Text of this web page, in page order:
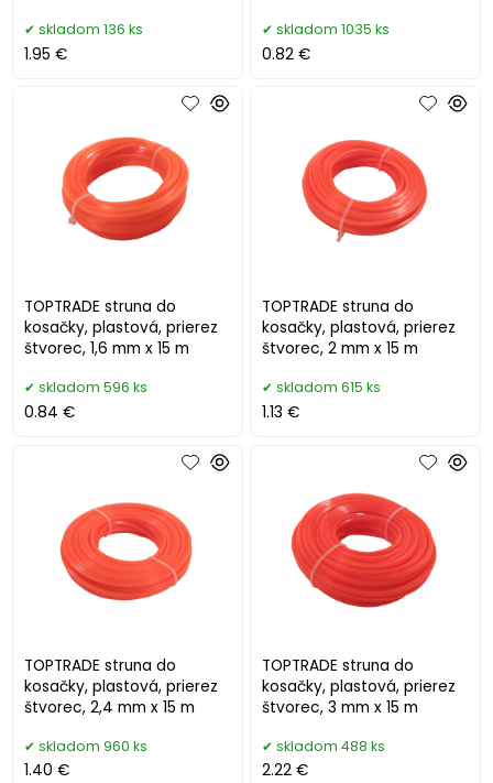
skladom 136 ks
1.95 €
skladom 1035 ks
0.82 €
TOPTRADE struna do
kosačky, plastová, prierez
štvorec, 1,6 mm x 15 m
skladom 596 ks
0.84 €
TOPTRADE struna do
kosačky, plastová, prierez
štvorec, 2 mm x 15 m
skladom 615 ks
1.13 €
TOPTRADE struna do
kosačky, plastová, prierez
štvorec, 2,4 mm x 15 m
skladom 960 ks
1.40 €
TOPTRADE struna do
kosačky, plastová, prierez
štvorec, 3 mm x 15 m
skladom 488 ks
2.22 €